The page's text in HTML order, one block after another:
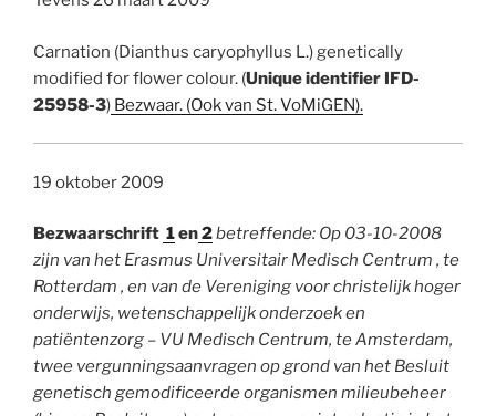
Carnation (Dianthus caryophyllus L.) genetically
modified for flower colour. (Unique identifier IFD-
25958-3) Bezwaar. (Ook van St. VoMiGEN).
19 oktober 2009
Bezwaarschrift 1en2betreffende: Op 03-10-2008
zijn van het Erasmus Universitair Medisch Centrum , te
Rotterdam , en van de Vereniging voor christelijk hoger
onderwijs, wetenschappelijk onderzoek en
patiëntenzorg – VU Medisch Centrum, te Amsterdam,
twee vergunningsaanvragen op grond van het Besluit
genetisch gemodificeerde organismen milieubeheer